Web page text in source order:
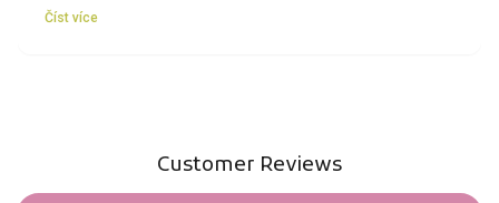
Číst více
Customer Reviews